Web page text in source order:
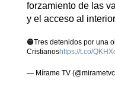
forzamiento de las
y el acceso al
🟠Tres detenidos por una
Cristianoshttps://t.co/
— Mírame TV